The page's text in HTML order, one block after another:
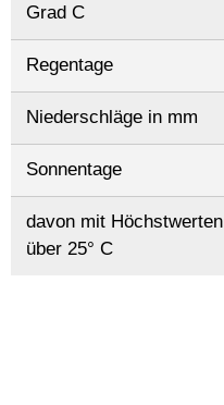
Grad C
Regentage
Niederschläge in mm
Sonnentage
davon mit Höchstwerten
über 25° C